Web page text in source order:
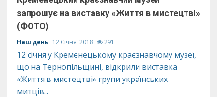
запрошує на виставку «Життя в мистецтві»
(ФОТО)
Наш день 12 Січня, 2018 291
12 січня у Кременецькому краєзнавчому музеї,
що на Тернопільщині, відкрили виставка
«Життя в мистецтві» групи українських
митців...